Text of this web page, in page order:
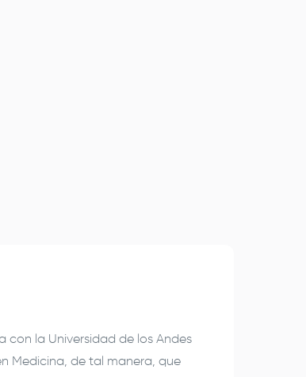
con la Universidad de los Andes
Medicina, de tal manera, que